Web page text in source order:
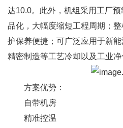
达10.0。此外，机组采用工厂
品化，大幅度缩短工程周期；
护保养便捷；可广泛应用于新能
精密制造等工艺冷却以及工业净
方案优势：
自带机房
精准控温